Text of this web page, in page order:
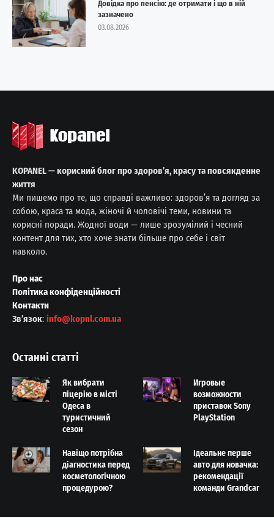
Довідка про пенсію: де отримати і що в ній
зазначено
03.08.2026
KOPANEL — корисний блог про здоров’я, красу та повсякденне
життя
Ми пишемо про те, що справді важливо: здоров’я та догляд за
собою, краса та мода, жіночі й чоловічі теми, новини та
корисні поради. Жодної води — лише зрозумілий і чесний
контент для тих, хто хоче знати більше про себе і світ
навколо.
Про нас
Політика конфіденційності
Контакти
Звʼязок: info@kopnl.com.ua
Останні статті
Як вибрати
піцерію в місті
Одеса в
туристичний
сезон
Игровые
возможности
приставок Sony
PlayStation
Навіщо потрібна
діагностика перед
косметологічною
процедурою?
Ідеальне перше
авто для новачка:
рекомендації
команди Grandcar